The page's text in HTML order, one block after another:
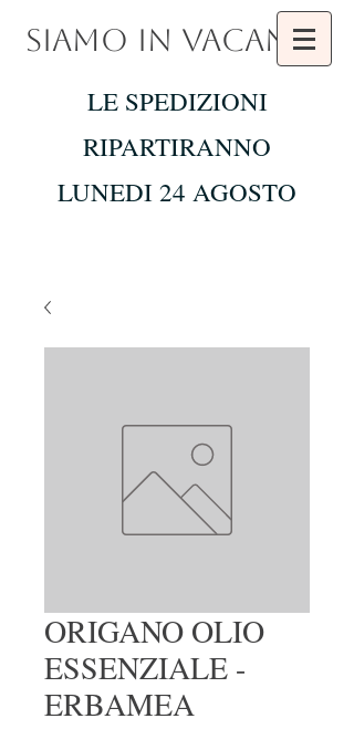
SIAMO IN VACANZA
LE SPEDIZIONI
RIPARTIRANNO
LUNEDI 24 AGOSTO
ORIGANO OLIO
ESSENZIALE -
ERBAMEA